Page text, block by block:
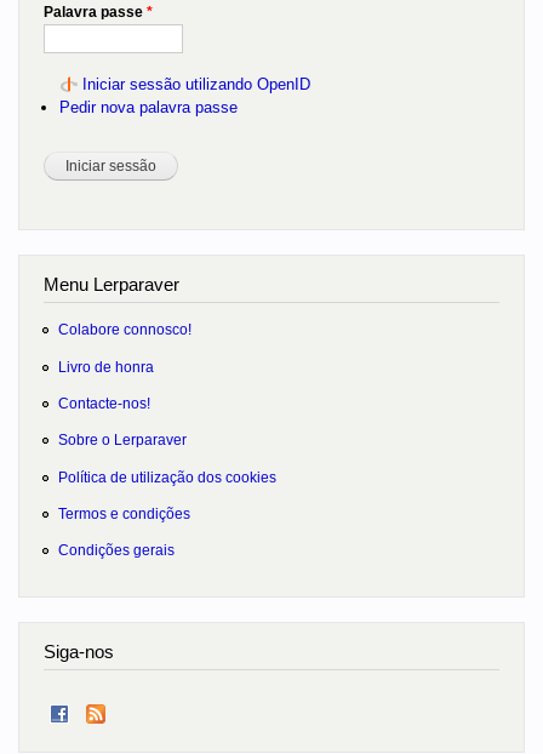
Palavra passe *
Iniciar sessão utilizando OpenID
Pedir nova palavra passe
Menu Lerparaver
Colabore connosco!
Livro de honra
Contacte-nos!
Sobre o Lerparaver
Política de utilização dos cookies
Termos e condições
Condições gerais
Siga-nos